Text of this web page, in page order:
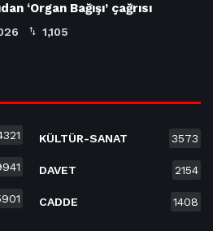
‘Organ Bağışı’ çağrısı
1,105
KÜLTÜR-SANAT 3573
DAVET 2154
CADDE 1408